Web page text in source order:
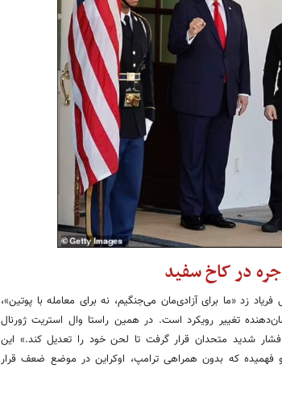
در کاخ سفید
فریاد زد «ما برای آزادی‌مان می‌جنگیم، نه برای معامله با پوتین»،
تغییر رویکرد است. در همین راستا وال استریت ژورنال
شدید متحدان قرار گرفت تا لحن خود را تعدیل کند.» این
فهمیده که بدون همراهی ترامپ، اوکراین در موضع ضعف قرار